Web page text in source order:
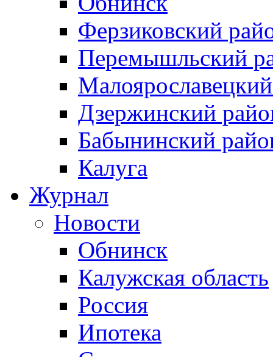
Ферзиковский
Перемышльский
Дзержинский
Бабынинский
Калуга
Журнал
Новости
Обнинск
Калужская область
Россия
Ипотека